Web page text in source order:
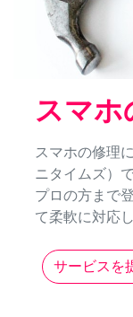
スマホ
スマホの修理
ニタイムズ）
プロの方まで
て柔軟に対応
サービスを